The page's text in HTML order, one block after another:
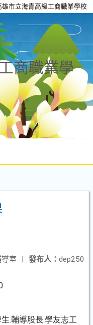
雄市立海青高級工商職業學校
商職業學
發布人： dep250
室 |
.輔導股長.學友志工